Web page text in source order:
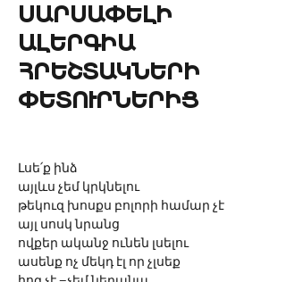
ՍԱՐՍԱՓԵԼԻ
ԱԼԵՐԳԻԱ
ՀՐԵՇՏԱԿՆԵՐԻ
ՓԵՏՈՒՐՆԵՐԻՑ
Լսե՛ք ինձ
այլևս չեմ կրկնելու
թեկուզ խոսքս բոլորի համար չէ
այլ սոսկ նրանց
ովքեր ականջ ունեն լսելու
ասենք ոչ մեկդ էլ որ չլսեք